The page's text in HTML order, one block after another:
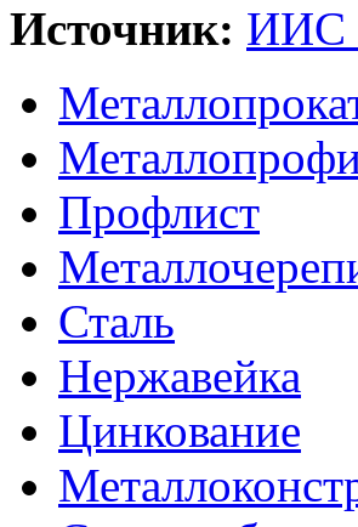
Источник: ИИС
Профлист
Сталь
Нержавейка
Цинкование